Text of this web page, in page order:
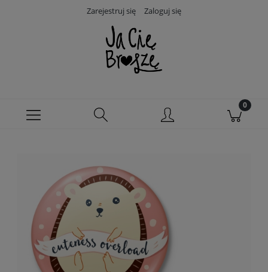
Zarejestruj się Zaloguj się